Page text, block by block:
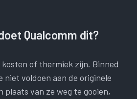
Qualcomm dit?
of thermiek zijn. Binned
niet voldoen aan de originele
plaats van ze weg te gooien,